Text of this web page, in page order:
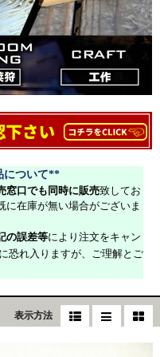
について**
窓口でも同時に販売致してお
に在庫が無い場合がございま
の誤差等により注文をキャン
恐れ入りますが、ご理解とご
表示方法